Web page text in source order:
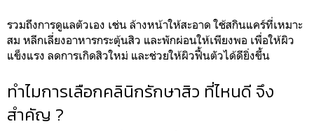
รวมถึงการดูแลตัวเอง เช่น ล้างหน้าให้สะอาด ใช้สกินแคร์ที่เหมาะ
สม หลีกเลี่ยงอาหารกระตุ้นสิว และพักผ่อนให้เพียงพอ เพื่อให้ผิว
แข็งแรง ลดการเกิดสิวใหม่ และช่วยให้ผิวฟื้นตัวได้ดียิ่งขึ้น
ทำไมการเลือกคลินิกรักษาสิว ที่ไหนดี จึง
สำคัญ ?